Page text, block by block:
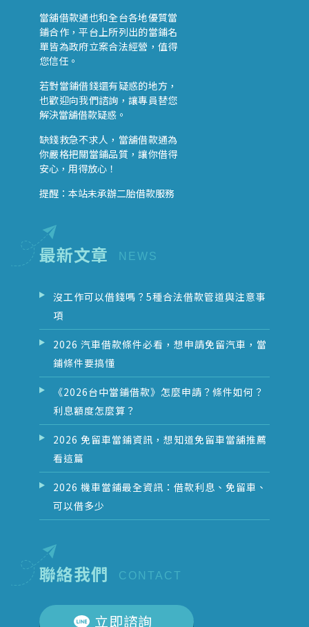
當舖借款通也和全台各地優質當
鋪合作，平台上所列出的當鋪名
單皆為政府立案合法經營，值得
您信任。
若對當鋪借錢還有疑惑的地方，
也歡迎向我們諮詢，讓專員替您
解決當舖借款疑惑。
缺錢救急不求人，當舖借款通為
你嚴格把關當鋪品質，讓你借得
安心，用得放心！
提醒：本站未承辦二胎借款服務
最新文章
沒工作可以借錢嗎？5種合法借款管道與注意事
項
2026 汽車借款條件必看，想申請免留汽車，當
鋪條件要搞懂
《2026台中當鋪借款》怎麼申請？條件如何？
利息額度怎麼算？
2026 免留車當鋪資訊，想知道免留車當舖推薦
看這篇
2026 機車當鋪最全資訊：借款利息、免留車、
可以借多少
聯絡我們 CONTACT
立即諮詢